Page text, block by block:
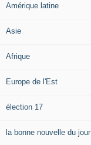
Amérique latine
Asie
Afrique
Europe de l'Est
élection 17
la bonne nouvelle du jour